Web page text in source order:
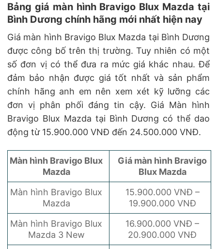
Bảng giá màn hình Bravigo Blux Mazda tại
Bình Dương chính hãng mới nhất hiện nay
Giá màn hình Bravigo Blux Mazda tại Bình Dương
được công bố trên thị trường. Tuy nhiên có một
số đơn vị có thể đưa ra mức giá khác nhau. Để
đảm bảo nhận được giá tốt nhất và sản phẩm
chính hãng anh em nên xem xét kỹ lưỡng các
đơn vị phân phối đáng tin cậy. Giá Màn hình
Bravigo Blux Mazda tại Bình Dương có thể dao
động từ 15.900.000 VNĐ đến 24.500.000 VNĐ.
Màn hình Bravigo Blux
Mazda
Giá màn hình Bravigo
Blux Mazda
Màn hình Bravigo Blux
Mazda
15.900.000 VNĐ –
19.900.000 VNĐ
Màn hình Bravigo Blux
Mazda 3 New
16.900.000 VNĐ –
20.900.000 VNĐ